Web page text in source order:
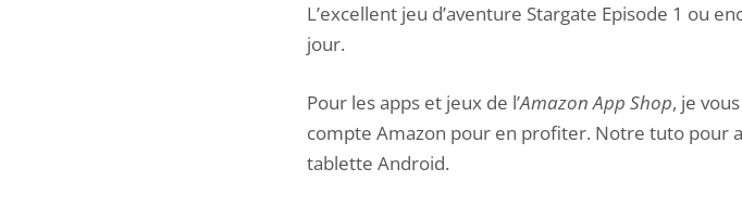
L’excellent jeu d’aventure Stargate Episode 1 ou
jour.
Pour les apps et jeux de l’Amazon App Shop, je
compte Amazon pour en profiter. Notre tuto pour
tablette Android.